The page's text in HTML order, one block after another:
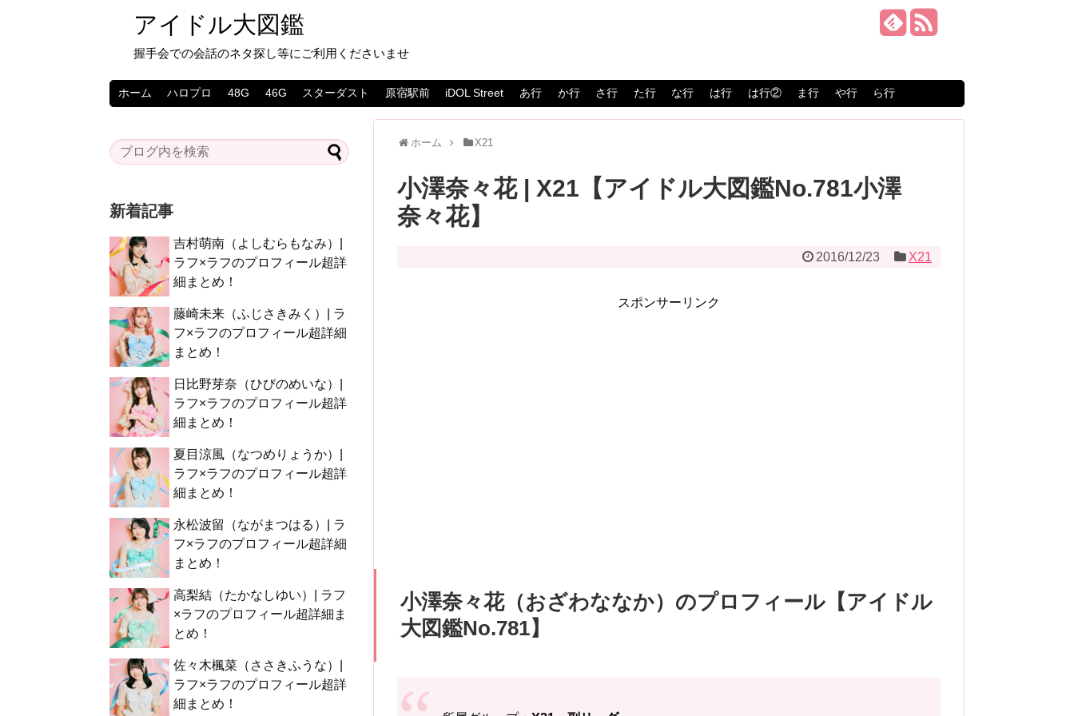
アイドル大図鑑
握手会での会話のネタ探し等にご利用くださいませ
ホーム ハロプロ 48G 46G スターダスト 原宿駅前 iDOL Street あ行 か行 さ行 た行 な行 は行 は行② ま行 や行 ら行
ホーム X21
小澤奈々花 | X21【アイドル大図鑑No.781小澤
奈々花】
2016/12/23 X21
スポンサーリンク
小澤奈々花（おざわななか）のプロフィール【アイドル
大図鑑No.781】
新着記事
吉村萌南（よしむらもなみ）|
ラフ×ラフのプロフィール超詳
細まとめ！
藤崎未来（ふじさきみく）| ラ
フ×ラフのプロフィール超詳細
まとめ！
日比野芽奈（ひびのめいな）|
ラフ×ラフのプロフィール超詳
細まとめ！
夏目涼風（なつめりょうか）|
ラフ×ラフのプロフィール超詳
細まとめ！
永松波留（ながまつはる）| ラ
フ×ラフのプロフィール超詳細
まとめ！
高梨結（たかなしゆい）| ラフ
×ラフのプロフィール超詳細ま
とめ！
佐々木楓菜（ささきふうな）|
ラフ×ラフのプロフィール超詳
細まとめ！